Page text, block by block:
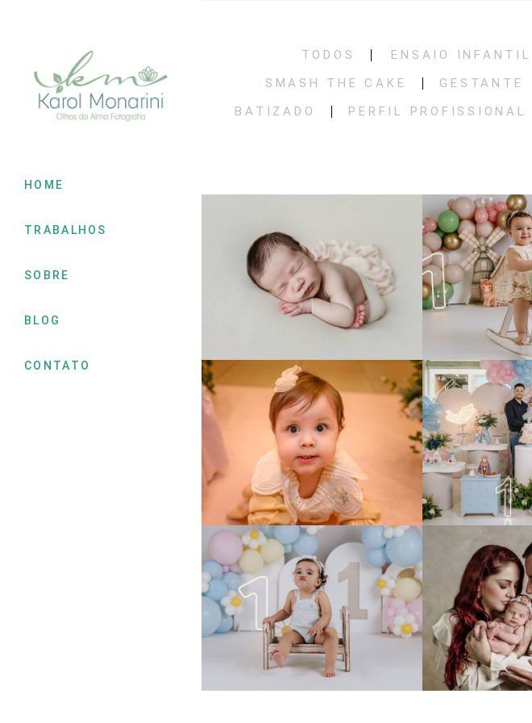
HOME
TRABALHOS
SOBRE
BLOG
CONTATO
TODOS ENSAIO INFANTIL
SMASH THE CAKE
GESTANTE
BATIZADO
PERFIL PROFISSIONAL
0 85
89 0 124
138 0 188